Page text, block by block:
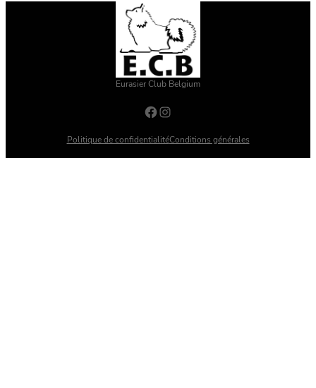
Eurasier Club Belgium
Facebook Instagram
Politique de confidentialitéConditions générales